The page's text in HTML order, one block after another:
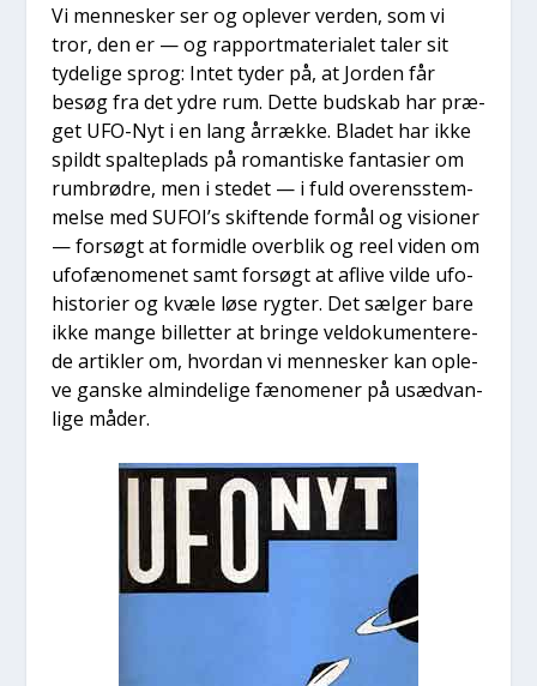
Vi men­ne­sker ser og ople­ver ver­den, som vi
tror, den er — og rap­port­ma­te­ri­a­let taler sit
tyde­li­ge sprog: Intet tyder på, at Jor­den får
besøg fra det ydre rum. Det­te bud­skab har præ­
get UFO-Nyt i en lang årræk­ke. Bla­det har ikke
spildt spal­te­plads på roman­ti­ske fan­ta­si­er om
rum­brød­re, men i ste­det — i fuld over­ens­stem­
mel­se med SUFOI’s skif­ten­de for­mål og visio­ner
— for­søgt at for­mid­le over­blik og reel viden om
ufo­fæ­no­me­net samt for­søgt at afli­ve vil­de ufo­
hi­sto­ri­er og kvæ­le løse ryg­ter. Det sæl­ger bare
ikke man­ge bil­let­ter at brin­ge vel­do­ku­men­te­re­
de artik­ler om, hvor­dan vi men­ne­sker kan ople­
ve gan­ske almin­de­li­ge fæno­me­ner på usæd­van­
li­ge måder.